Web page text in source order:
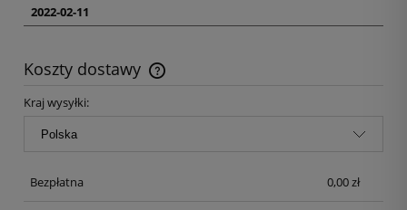
2022-02-11
Koszty dostawy
Kraj wysyłki:
Bezpłatna 0,00 zł